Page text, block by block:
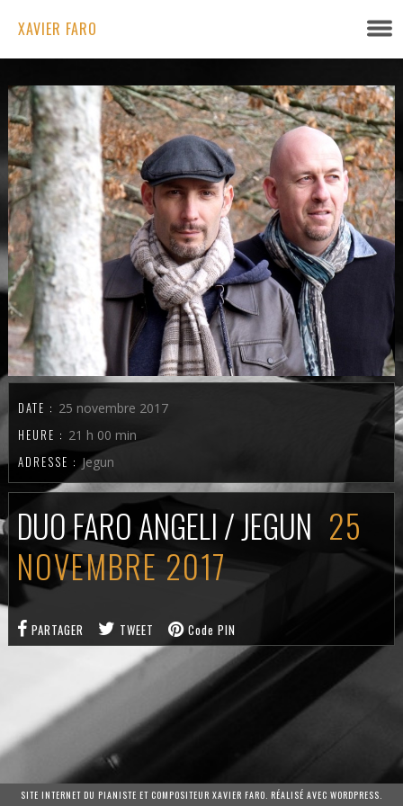
XAVIER FARO
DATE : 25 novembre 2017
HEURE : 21 h 00 min
ADRESSE : Jegun
DUO FARO ANGELI / JEGUN 25
NOVEMBRE 2017
PARTAGER TWEET Code PIN
SITE INTERNET DU PIANISTE ET COMPOSITEUR XAVIER FARO. RÉALISÉ AVEC WORDPRESS.